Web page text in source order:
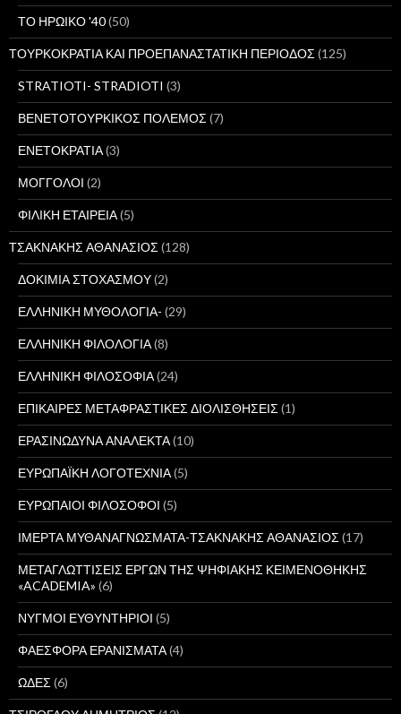
ΤΟ ΗΡΩΙΚΟ '40(50)
ΤΟΥΡΚΟΚΡΑΤΙΑ ΚΑΙ ΠΡΟΕΠΑΝΑΣΤΑΤΙΚΗ ΠΕΡΙΟΔΟΣ (125)
STRATIOTI- STRADIOTI (3)
ΒΕΝΕΤΟΤΟΥΡΚΙΚΟΣ ΠΟΛΕΜΟΣ (7)
ΕΝΕΤΟΚΡΑΤΙΑ(3)
ΜΟΓΓΟΛΟΙ (2)
ΦΙΛΙΚΗ ΕΤΑΙΡΕΙΑ(5)
ΤΣΑΚΝΑΚΗΣ ΑΘΑΝΑΣΙΟΣ (128)
ΔΟΚΙΜΙΑ ΣΤΟΧΑΣΜΟΥ(2)
ΕΛΛΗΝΙΚΗ ΜΥΘΟΛΟΓΙΑ- (29)
ΕΛΛΗΝΙΚΗ ΦΙΛΟΛΟΓΙΑ(8)
ΕΛΛΗΝΙΚΗ ΦΙΛΟΣΟΦΙΑ(24)
ΕΠΙΚΑΙΡΕΣ ΜΕΤΑΦΡΑΣΤΙΚΕΣ ΔΙΟΛΙΣΘΗΣΕΙΣ (1)
ΕΡΑΣΙΝΩΔΥΝΑ ΑΝΑΛΕΚΤΑ(10)
ΕΥΡΩΠΑΪΚΗ ΛΟΓΟΤΕΧΝΙΑ(5)
ΕΥΡΩΠΑΙΟΙ ΦΙΛΟΣΟΦΟΙ (5)
ΙΜΕΡΤΑ ΜΥΘΑΝΑΓΝΩΣΜΑΤΑ-ΤΣΑΚΝΑΚΗΣ ΑΘΑΝΑΣΙΟΣ (17)
ΜΕΤΑΓΛΩΤΤΙΣΕΙΣ ΕΡΓΩΝ ΤΗΣ ΨΗΦΙΑΚΗΣ ΚΕΙΜΕΝΟΘΗΚΗΣ
«ACADEMIA» (6)
ΝΥΓΜΟΙ ΕΥΘΥΝΤΗΡΙΟΙ (5)
ΦΑΕΣΦΟΡΑ ΕΡΑΝΙΣΜΑΤΑ(4)
ΩΔΕΣ (6)